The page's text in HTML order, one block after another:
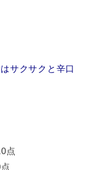
サクサクと辛口